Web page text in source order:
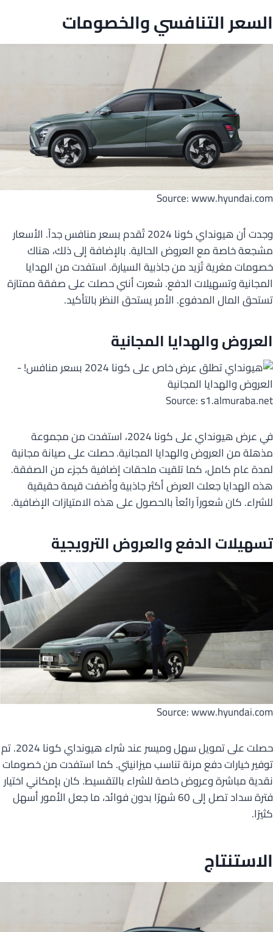
السعر التنافسي والخصومات
Source: www.hyundai.com
وجدت أن هيونداي كونا 2024 تُقدم بسعر منافس جداً. الأسعار
مشجعة خاصة مع العروض الحالية. بالإضافة إلى ذلك، هناك
خصومات مغرية تُزيد من جاذبية السيارة. استفدت من الهدايا
المجانية وتسهيلات الدفع. شعرت أنني حصلت على صفقة ممتازة
تستحق المال المدفوع. الأمر يستحق النظر بالتأكيد.
العروض والهدايا المجانية
Source: s1.almuraba.net
في عرض هيونداي على كونا 2024، استفدت من مجموعة
مذهلة من العروض والهدايا المجانية. حصلت على صيانة مجانية
لمدة عام كامل، كما تلقيت ملحقات إضافية كجزء من الصفقة.
هذه الهدايا جعلت العرض أكثر جاذبية وأضفت قيمة حقيقية
للشراء. كان شعوراً رائعاً بالحصول على هذه الامتيازات الإضافية.
تسهيلات الدفع والعروض الترويجية
Source: www.hyundai.com
حصلت على تمويل سهل وميسر عند شراء هيونداي كونا 2024. تم
توفير خيارات دفع مرنة تناسب ميزانيتي. كما استفدت من خصومات
نقدية مباشرة وعروض خاصة للشراء بالتقسيط. كان بإمكاني اختيار
فترة سداد تصل إلى 60 شهرًا بدون فوائد، ما جعل الأمور أسهل
كثيرًا.
الاستنتاج